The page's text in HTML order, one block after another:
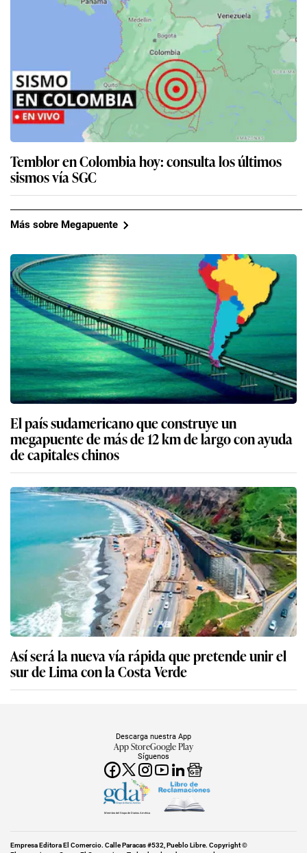
Temblor en Colombia hoy: consulta los últimos
sismos vía SGC
Más sobre Megapuente
El país sudamericano que construye un
megapuente de más de 12 km de largo con ayuda
de capitales chinos
Así será la nueva vía rápida que pretende unir el
sur de Lima con la Costa Verde
Síguenos
Descarga nuestra App
App StoreGoogle Play
Miembro del Grupo de Diarios América
Empresa Editora El Comercio. Calle Paracas #532, Pueblo Libre. Copyright ©